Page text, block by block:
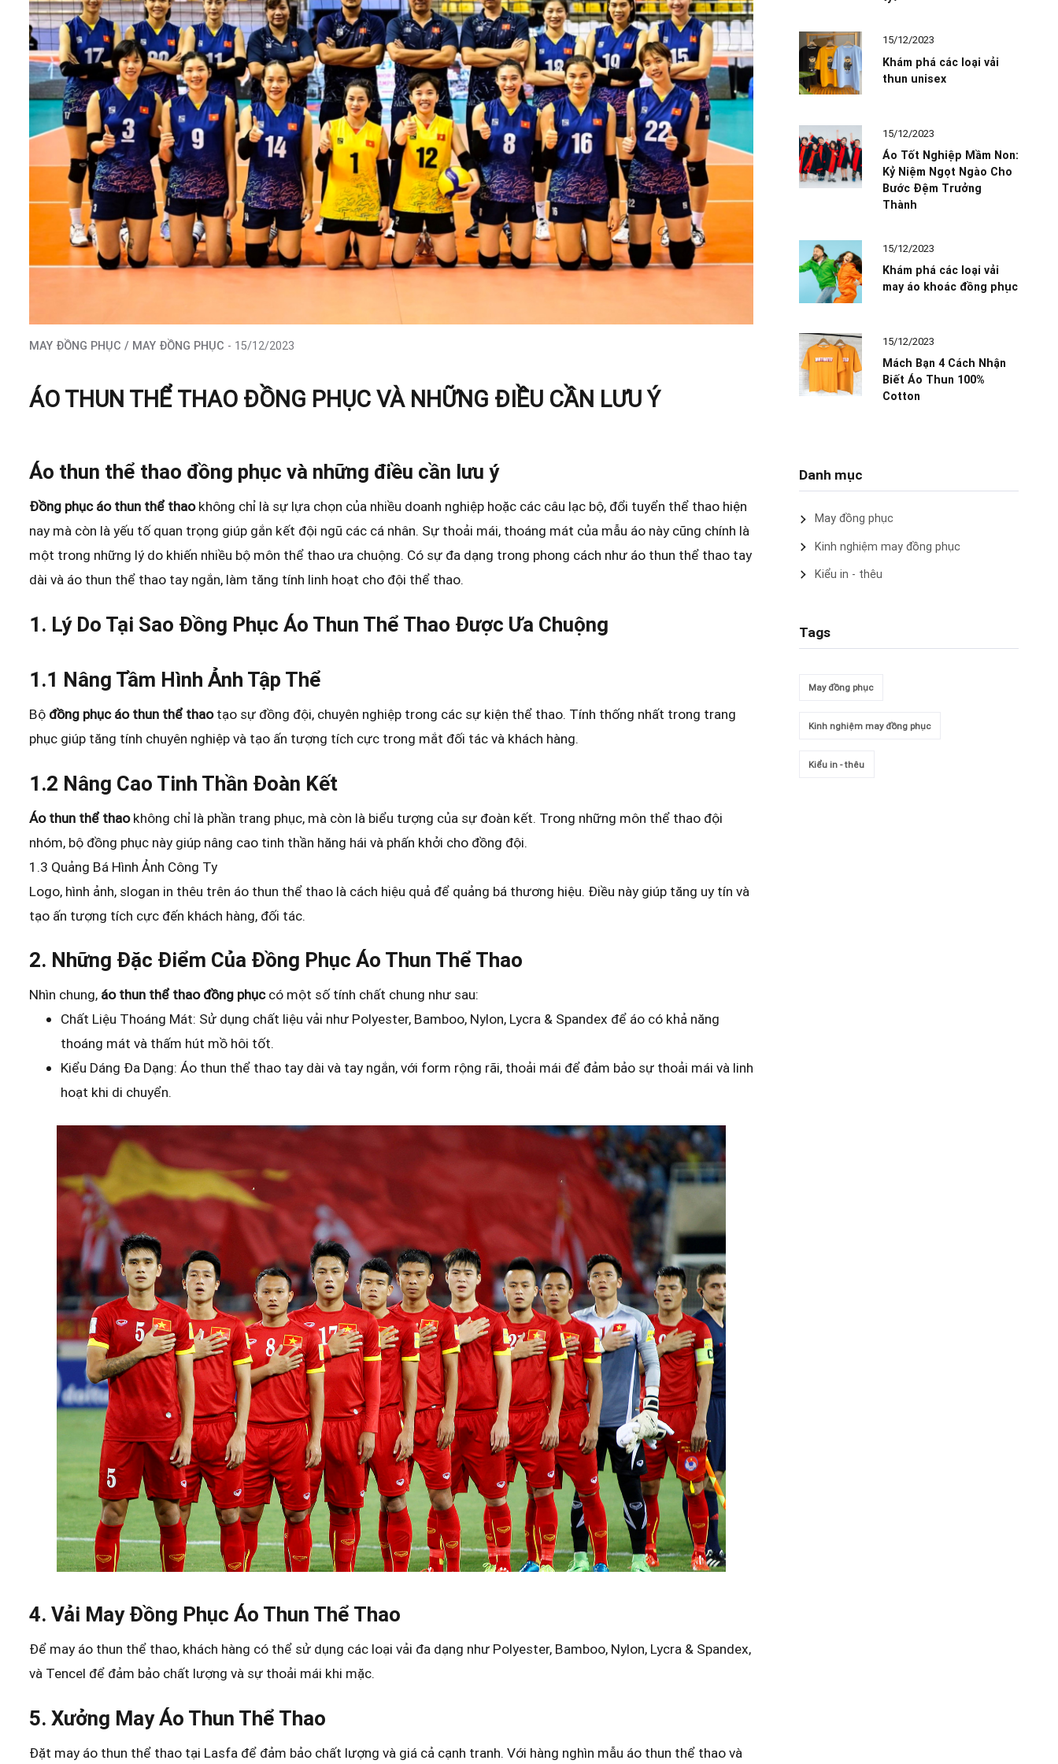
MAY ĐỒNG PHỤC / MAY ĐỒNG PHỤC - 15/12/2023
ÁO THUN THỂ THAO ĐỒNG PHỤC VÀ NHỮNG ĐIỀU CẦN LƯU Ý
Áo thun thể thao đồng phục và những điều cần lưu ý
Đồng phục áo thun thể thaokhông chỉ là sự lựa chọn của nhiều doanh nghiệp hoặc các câu lạc bộ, đổi tuyển thể thao hiện
nay mà còn là yếu tố quan trọng giúp gắn kết đội ngũ các cá nhân. Sự thoải mái, thoáng mát của mẫu áo này cũng chính là
một trong những lý do khiến nhiều bộ môn thể thao ưa chuộng. Có sự đa dạng trong phong cách như áo thun thể thao tay
dài và áo thun thể thao tay ngắn, làm tăng tính linh hoạt cho đội thể thao.
1. Lý Do Tại Sao Đồng Phục Áo Thun Thể Thao Được Ưa Chuộng
1.1 Nâng Tầm Hình Ảnh Tập Thể
Bộ đồng phục áo thun thể thaotạo sự đồng đội, chuyên nghiệp trong các sự kiện thể thao. Tính thống nhất trong trang
phục giúp tăng tính chuyên nghiệp và tạo ấn tượng tích cực trong mắt đối tác và khách hàng.
1.2 Nâng Cao Tinh Thần Đoàn Kết
Áo thun thể thaokhông chỉ là phần trang phục, mà còn là biểu tượng của sự đoàn kết. Trong những môn thể thao đội
nhóm, bộ đồng phục này giúp nâng cao tinh thần hăng hái và phấn khởi cho đồng đội.
1.3 Quảng Bá Hình Ảnh Công Ty
Logo, hình ảnh, slogan in thêu trên áo thun thể thao là cách hiệu quả để quảng bá thương hiệu. Điều này giúp tăng uy tín và
tạo ấn tượng tích cực đến khách hàng, đối tác.
2. Những Đặc Điểm Của Đồng Phục Áo Thun Thể Thao
Nhìn chung, áo thun thể thao đồng phụccó một số tính chất chung như sau:
Chất Liệu Thoáng Mát: Sử dụng chất liệu vải như Polyester, Bamboo, Nylon, Lycra & Spandex để áo có khả năng
thoáng mát và thấm hút mồ hôi tốt.
Kiểu Dáng Đa Dạng: Áo thun thể thao tay dài và tay ngắn, với form rộng rãi, thoải mái để đảm bảo sự thoải mái và linh
hoạt khi di chuyển.
4. Vải May Đồng Phục Áo Thun Thể Thao
Để may áo thun thể thao, khách hàng có thể sử dụng các loại vải đa dạng như Polyester, Bamboo, Nylon, Lycra & Spandex,
và Tencel để đảm bảo chất lượng và sự thoải mái khi mặc.
5. Xưởng May Áo Thun Thể Thao
Đặt may áo thun thể thao tại Lasfa để đảm bảo chất lượng và giá cả cạnh tranh. Với hàng nghìn mẫu áo thun thể thao và
15/12/2023
Khám phá các loại vải
thun unisex
15/12/2023
Áo Tốt Nghiệp Mầm Non:
Kỷ Niệm Ngọt Ngào Cho
Bước Đệm Trưởng
Thành
15/12/2023
Khám phá các loại vải
may áo khoác đồng phục
15/12/2023
Mách Bạn 4 Cách Nhận
Biết Áo Thun 100%
Cotton
Danh mục
May đồng phục
Kinh nghiệm may đồng phục
Kiểu in - thêu
Tags
May đồng phục
Kinh nghiệm may đồng phục
Kiểu in - thêu